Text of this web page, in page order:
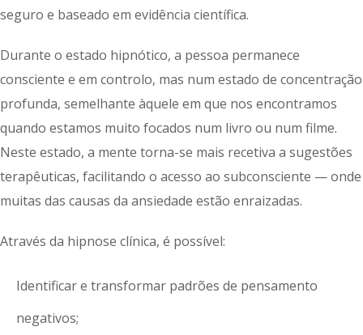
seguro e baseado em evidência científica.
Durante o estado hipnótico, a pessoa permanece
consciente e em controlo, mas num estado de concentração
profunda, semelhante àquele em que nos encontramos
quando estamos muito focados num livro ou num filme.
Neste estado, a mente torna-se mais recetiva a sugestões
terapêuticas, facilitando o acesso ao subconsciente — onde
muitas das causas da ansiedade estão enraizadas.
Através da hipnose clínica, é possível:
Identificar e transformar padrões de pensamento
negativos;